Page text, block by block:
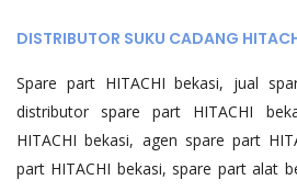
DISTRIBUTOR SUKU CADANG
Spare part HITACHI bekasi, jual
distributor spare part HITACHI
HITACHI bekasi, agen spare part
part HITACHI bekasi, spare part alat